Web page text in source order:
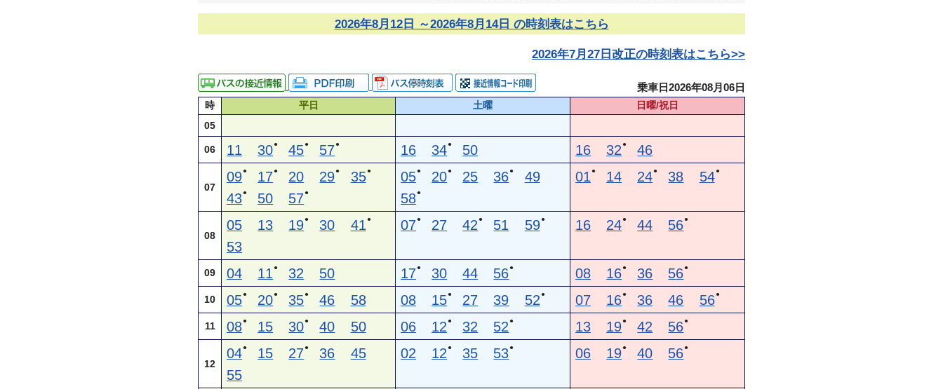
2026年8月12日 ～2026年8月14日 の時刻表はこちら
2026年7月27日改正の時刻表はこちら>>
乗車日2026年08月06日
時 平日 土曜
日曜/祝日
05
06 11 30● 45● 57● 16 34● 50 16 32 ● 46
07
09● 17● 20 29● 35 ●
43● 50 57●
05● 20● 25 36●
49
58●
01 ● 14 24● 38 54 ●
08
05 13 19● 30 41 ●
53
07● 27 42 ● 51 59 ● 16 24● 44 56●
09 04 11 ● 32 50 17● 30 44 56● 08 16● 36 56●
10 05● 20● 35● 46 58 08 15● 27 39 52 ● 07 16● 36 46 56 ●
11 08● 15 30● 40 50 06 12 ● 32 52 ● 13 19● 42 56●
12
04● 15 27● 36
45
55
02 12 ● 35 53● 06 19● 40 56●